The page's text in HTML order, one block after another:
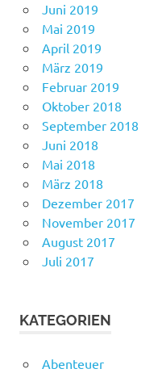
Juni 2019
Mai 2019
April 2019
März 2019
Februar 2019
Oktober 2018
September 2018
Juni 2018
Mai 2018
März 2018
Dezember 2017
November 2017
August 2017
Juli 2017
KATEGORIEN
Abenteuer